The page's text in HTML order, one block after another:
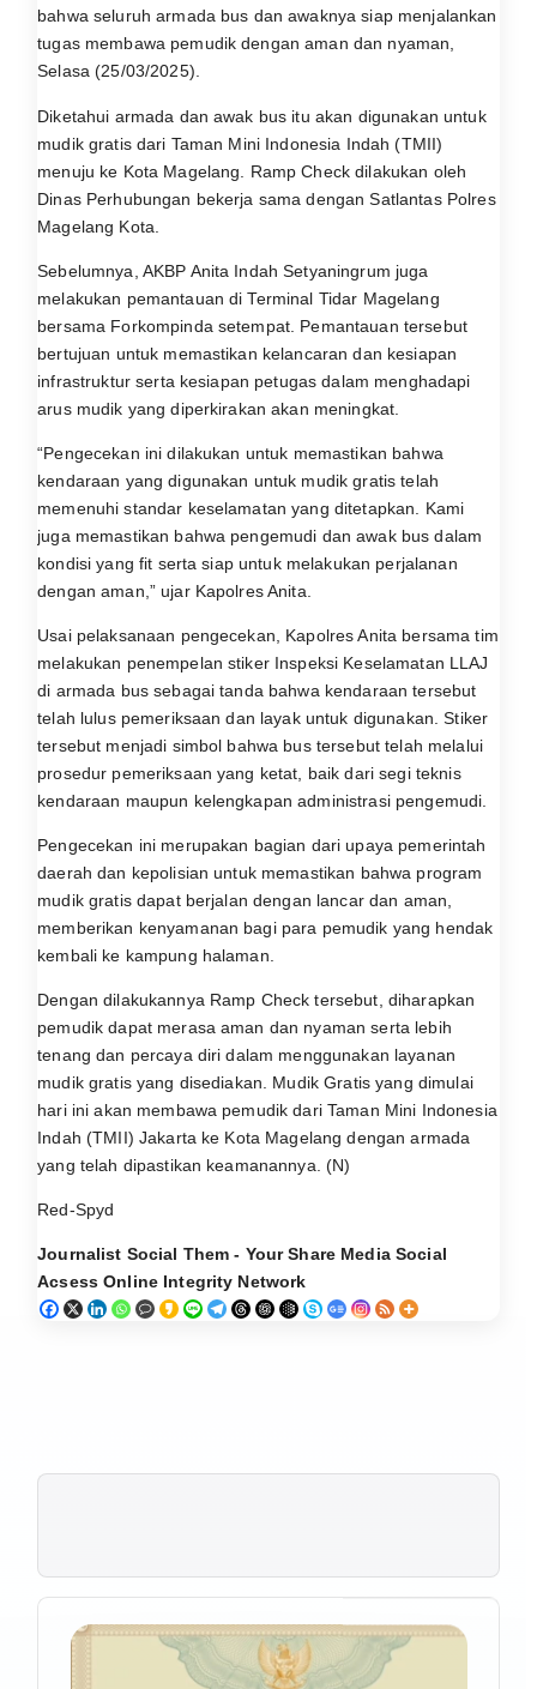
bahwa seluruh armada bus dan awaknya siap menjalankan
tugas membawa pemudik dengan aman dan nyaman,
Selasa (25/03/2025).
Diketahui armada dan awak bus itu akan digunakan untuk
mudik gratis dari Taman Mini Indonesia Indah (TMII)
menuju ke Kota Magelang. Ramp Check dilakukan oleh
Dinas Perhubungan bekerja sama dengan Satlantas Polres
Magelang Kota.
Sebelumnya, AKBP Anita Indah Setyaningrum juga
melakukan pemantauan di Terminal Tidar Magelang
bersama Forkompinda setempat. Pemantauan tersebut
bertujuan untuk memastikan kelancaran dan kesiapan
infrastruktur serta kesiapan petugas dalam menghadapi
arus mudik yang diperkirakan akan meningkat.
“Pengecekan ini dilakukan untuk memastikan bahwa
kendaraan yang digunakan untuk mudik gratis telah
memenuhi standar keselamatan yang ditetapkan. Kami
juga memastikan bahwa pengemudi dan awak bus dalam
kondisi yang fit serta siap untuk melakukan perjalanan
dengan aman,” ujar Kapolres Anita.
Usai pelaksanaan pengecekan, Kapolres Anita bersama tim
melakukan penempelan stiker Inspeksi Keselamatan LLAJ
di armada bus sebagai tanda bahwa kendaraan tersebut
telah lulus pemeriksaan dan layak untuk digunakan. Stiker
tersebut menjadi simbol bahwa bus tersebut telah melalui
prosedur pemeriksaan yang ketat, baik dari segi teknis
kendaraan maupun kelengkapan administrasi pengemudi.
Pengecekan ini merupakan bagian dari upaya pemerintah
daerah dan kepolisian untuk memastikan bahwa program
mudik gratis dapat berjalan dengan lancar dan aman,
memberikan kenyamanan bagi para pemudik yang hendak
kembali ke kampung halaman.
Dengan dilakukannya Ramp Check tersebut, diharapkan
pemudik dapat merasa aman dan nyaman serta lebih
tenang dan percaya diri dalam menggunakan layanan
mudik gratis yang disediakan. Mudik Gratis yang dimulai
hari ini akan membawa pemudik dari Taman Mini Indonesia
Indah (TMII) Jakarta ke Kota Magelang dengan armada
yang telah dipastikan keamanannya. (N)
Red-Spyd
Journalist Social Them - Your Share Media Social
Acsess Online Integrity Network